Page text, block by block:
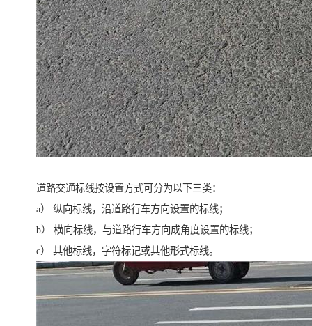
道路交通标线按设置方式可分为以下三类：
a） 纵向标线，沿道路行车方向设置的标线；
b） 横向标线，与道路行车方向成角度设置的标线；
c） 其他标线，字符标记或其他形式标线。